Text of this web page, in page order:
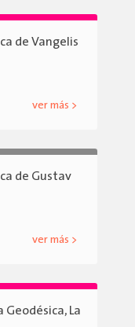
de Vangelis
ver más >
de Gustav
ver más >
Geodésica, La